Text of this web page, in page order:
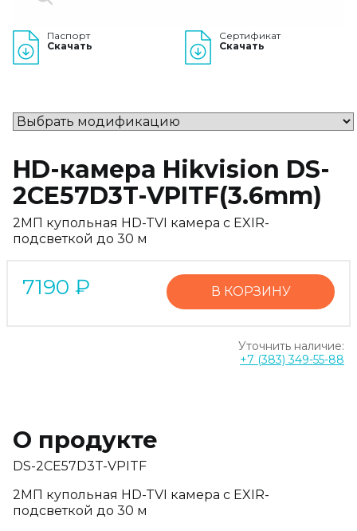
Паспорт
Скачать
Сертификат
Скачать
HD-камера Hikvision DS-
2CE57D3T-VPITF(3.6mm)
2МП купольная HD-TVI камера с EXIR-
подсветкой до 30 м
7190 ₽ В КОРЗИНУ
Уточнить наличие:
+7 (383) 349-55-88
О продукте
DS-2CE57D3T-VPITF
2МП купольная HD-TVI камера с EXIR-
подсветкой до 30 м